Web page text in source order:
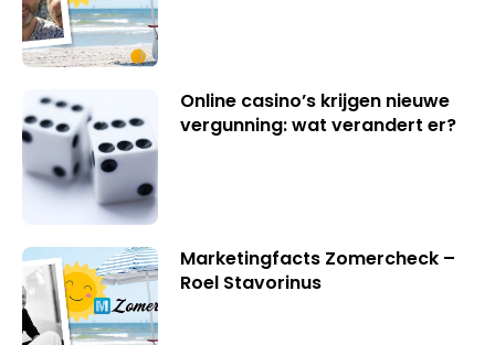
Online casino’s krijgen nieuwe
vergunning: wat verandert er?
Marketingfacts Zomercheck –
Roel Stavorinus